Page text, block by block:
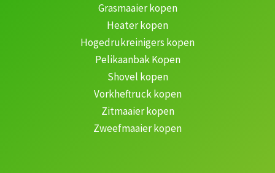
Grasmaaier kopen
Heater kopen
Hogedrukreinigers kopen
Pelikaanbak Kopen
Shovel kopen
Vorkheftruck kopen
Zitmaaier kopen
Zweefmaaier kopen